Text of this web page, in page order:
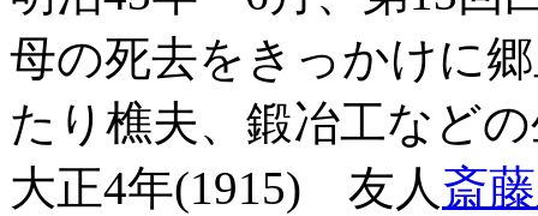
母の死去をきっかけに
たり樵夫、鍛冶工など
大正4年(1915) 友人斎